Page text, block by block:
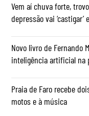
Vem aí chuva forte,
depressão vai ‘castigar’
Novo livro de Fernando
inteligência artificial na
Praia de Faro recebe
motos e à música